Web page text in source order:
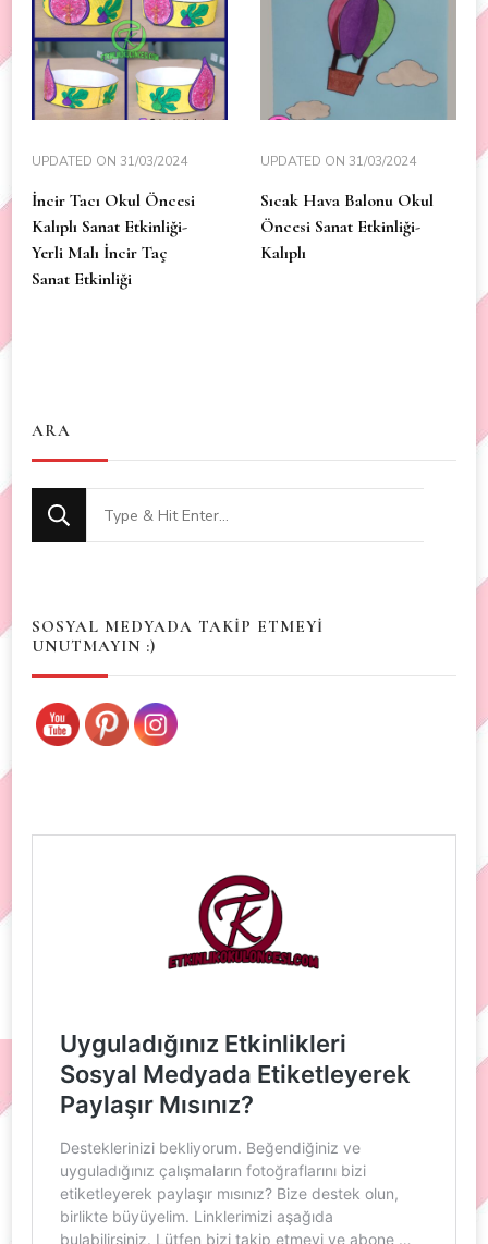
UPDATED ON 31/03/2024
İncir Tacı Okul Öncesi
Kalıplı Sanat Etkinliği-
Yerli Malı İncir Taç
Sanat Etkinliği
UPDATED ON 31/03/2024
Sıcak Hava Balonu Okul
Öncesi Sanat Etkinliği-
Kalıplı
ARA
Looking
for
SOSYAL MEDYADA TAKİP ETMEYİ
UNUTMAYIN :)